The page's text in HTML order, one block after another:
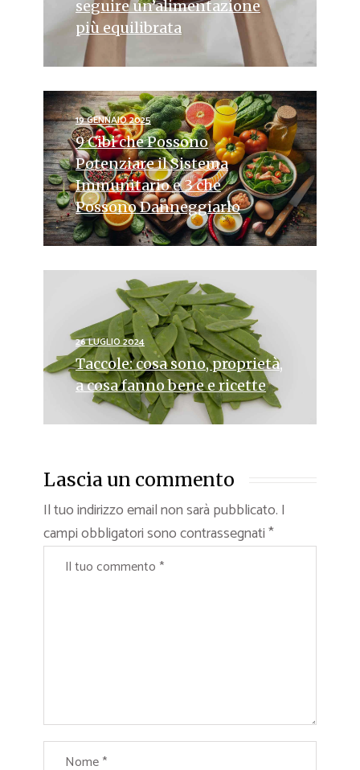
seguire un’alimentazione
più equilibrata
19 GENNAIO 2025
9 Cibi che Possono
Potenziare il Sistema
Immunitario e 3 che
Possono Danneggiarlo
26 LUGLIO 2024
Taccole: cosa sono, proprietà,
a cosa fanno bene e ricette
Lascia un commento
Il tuo indirizzo email non sarà pubblicato. I
campi obbligatori sono contrassegnati*